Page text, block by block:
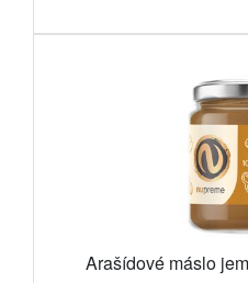
Arašídové máslo